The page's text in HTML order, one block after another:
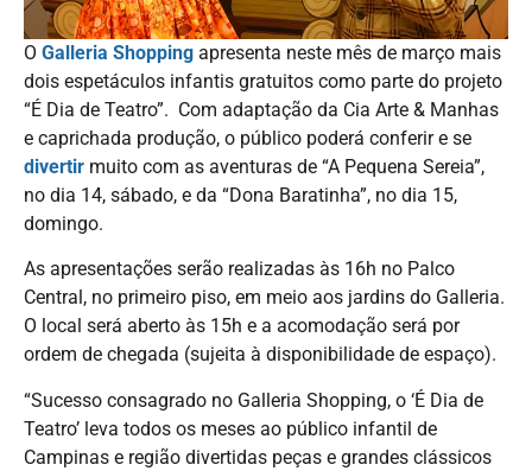
O Galleria Shopping apresenta neste mês de março mais
dois espetáculos infantis gratuitos como parte do projeto
“É Dia de Teatro”. Com adaptação da Cia Arte & Manhas
e caprichada produção, o público poderá conferir e se
divertir muito com as aventuras de “A Pequena Sereia”,
no dia 14, sábado, e da “Dona Baratinha”, no dia 15,
domingo.
As apresentações serão realizadas às 16h no Palco
Central, no primeiro piso, em meio aos jardins do Galleria.
O local será aberto às 15h e a acomodação será por
ordem de chegada (sujeita à disponibilidade de espaço).
“Sucesso consagrado no Galleria Shopping, o ‘É Dia de
Teatro’ leva todos os meses ao público infantil de
Campinas e região divertidas peças e grandes clássicos